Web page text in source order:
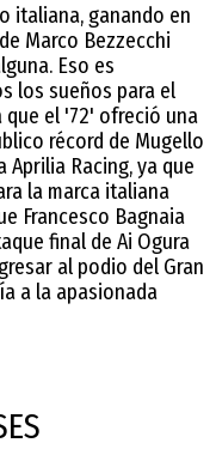
italiana, ganando en
Marco Bezzecchi
Eso es
los sueños para el
que el '72' ofreció una
récord de Mugello
Aprilia Racing, ya que
la marca italiana
Francesco Bagnaia
final de Ai Ogura
al podio del Gran
a la apasionada